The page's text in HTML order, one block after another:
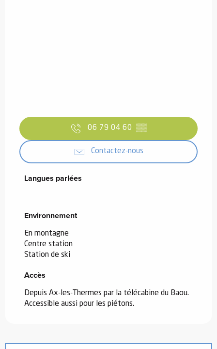
06 79 04 60 ▒▒
Contactez-nous
Langues parlées
Langues parlées
Environnement
Environnement
En montagne
Centre station
Station de ski
Accès
Accès
Depuis Ax-les-Thermes par la télécabine du Baou.
Accessible aussi pour les piétons.